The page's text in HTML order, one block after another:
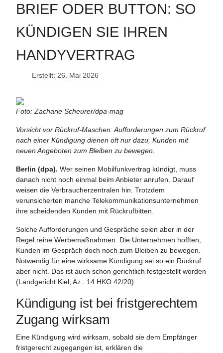
BRIEF ODER BUTTON: SO
KÜNDIGEN SIE IHREN
HANDYVERTRAG
Erstellt: 26. Mai 2026
Foto: Zacharie Scheurer/dpa-mag
Vorsicht vor Rückruf-Maschen: Aufforderungen zum Rückruf
nach einer Kündigung dienen oft nur dazu, Kunden mit
neuen Angeboten zum Bleiben zu bewegen.
Berlin (dpa). Wer seinen Mobilfunkvertrag kündigt, muss
danach nicht noch einmal beim Anbieter anrufen. Darauf
weisen die Verbraucherzentralen hin. Trotzdem
verunsicherten manche Telekommunikationsunternehmen
ihre scheidenden Kunden mit Rückrufbitten.
Solche Aufforderungen und Gespräche seien aber in der
Regel reine Werbemaßnahmen. Die Unternehmen hofften,
Kunden im Gespräch doch noch zum Bleiben zu bewegen.
Notwendig für eine wirksame Kündigung sei so ein Rückruf
aber nicht. Das ist auch schon gerichtlich festgestellt worden
(Landgericht Kiel, Az.: 14 HKO 42/20).
Kündigung ist bei fristgerechtem
Zugang wirksam
Eine Kündigung wird wirksam, sobald sie dem Empfänger
fristgerecht zugegangen ist, erklären die